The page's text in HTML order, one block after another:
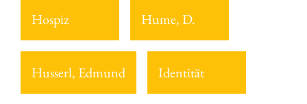
Hospiz Hume, D.
Husserl, Edmund Identität